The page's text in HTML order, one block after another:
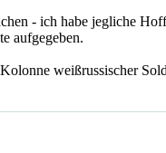
- ich habe jegliche
aufgegeben.
weißrussischer